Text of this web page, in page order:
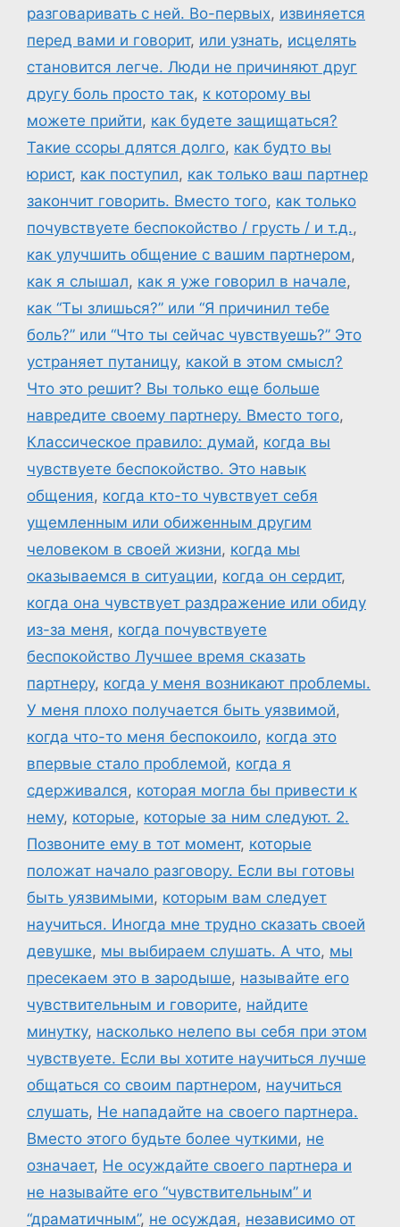
разговаривать с ней. Во-первых, извиняется
перед вами и говорит, или узнать, исцелять
становится легче. Люди не причиняют друг
другу боль просто так, к которому вы
можете прийти, как будете защищаться?
Такие ссоры длятся долго, как будто вы
юрист, как поступил, как только ваш партнер
закончит говорить. Вместо того, как только
почувствуете беспокойство / грусть / и т.д.,
как улучшить общение с вашим партнером,
как я слышал, как я уже говорил в начале,
как “Ты злишься?” или “Я причинил тебе
боль?” или “Что ты сейчас чувствуешь?” Это
устраняет путаницу, какой в этом смысл?
Что это решит? Вы только еще больше
навредите своему партнеру. Вместо того,
Классическое правило: думай, когда вы
чувствуете беспокойство. Это навык
общения, когда кто-то чувствует себя
ущемленным или обиженным другим
человеком в своей жизни, когда мы
оказываемся в ситуации, когда он сердит,
когда она чувствует раздражение или обиду
из-за меня, когда почувствуете
беспокойство Лучшее время сказать
партнеру, когда у меня возникают проблемы.
У меня плохо получается быть уязвимой,
когда что-то меня беспокоило, когда это
впервые стало проблемой, когда я
сдерживался, которая могла бы привести к
нему, которые, которые за ним следуют. 2.
Позвоните ему в тот момент, которые
положат начало разговору. Если вы готовы
быть уязвимыми, которым вам следует
научиться. Иногда мне трудно сказать своей
девушке, мы выбираем слушать. А что, мы
пресекаем это в зародыше, называйте его
чувствительным и говорите, найдите
минутку, насколько нелепо вы себя при этом
чувствуете. Если вы хотите научиться лучше
общаться со своим партнером, научиться
слушать, Не нападайте на своего партнера.
Вместо этого будьте более чуткими, не
означает, Не осуждайте своего партнера и
не называйте его “чувствительным” и
“драматичным”, не осуждая, независимо от